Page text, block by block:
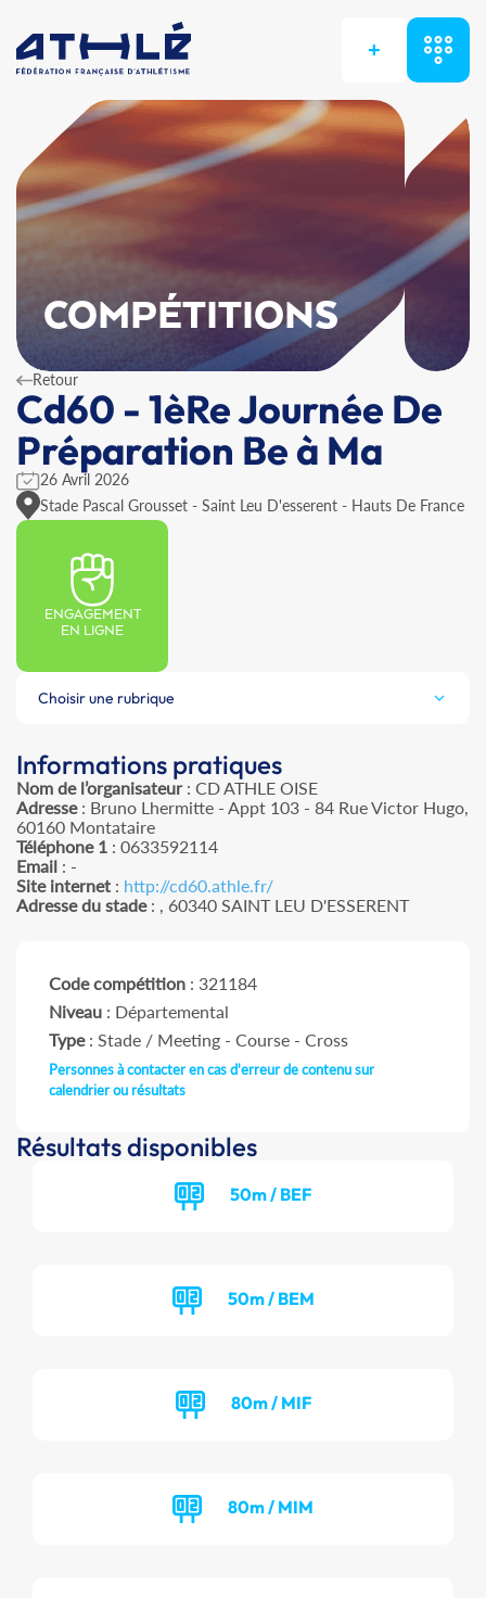
+
COMPÉTITIONS
Retour
Cd60 - 1èRe Journée De
Préparation Be à Ma
26 Avril 2026
Stade Pascal Grousset - Saint Leu D'esserent - Hauts De France
ENGAGEMENT
EN LIGNE
Choisir une rubrique
Informations pratiques
Nom de l’organisateur: CD ATHLE OISE
Adresse: Bruno Lhermitte - Appt 103 - 84 Rue Victor Hugo,
60160 Montataire
Téléphone 1 : 0633592114
Email : -
Site internet : http://cd60.athle.fr/
Adresse du stade: , 60340 SAINT LEU D'ESSERENT
Code compétition : 321184
Niveau : Départemental
Type: Stade / Meeting - Course - Cross
Personnes à contacter en cas d'erreur de contenu sur
calendrier ou résultats
Résultats disponibles
50m / BEF
50m / BEM
80m / MIF
80m / MIM